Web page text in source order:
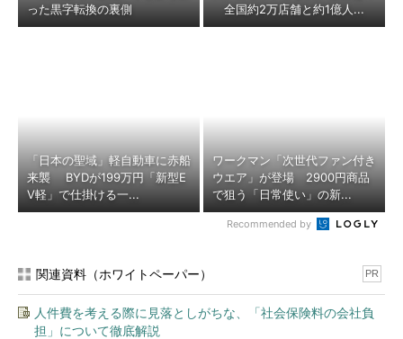
った黒字転換の裏側
全国約2万店舗と約1億人...
「日本の聖域」軽自動車に赤船
来襲 BYDが199万円「新型E
V軽」で仕掛ける一...
ワークマン「次世代ファン付き
ウエア」が登場 2900円商品
で狙う「日常使い」の新...
Recommended by
関連資料（ホワイトペーパー） PR
人件費を考える際に見落としがちな、「社会保険料の会社負
担」について徹底解説